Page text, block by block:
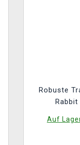
Robuste
Auf